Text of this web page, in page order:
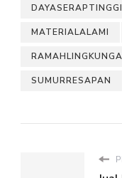
DAYASERAPTINGGI
MATERIALALAMI
SUMURRESAPAN